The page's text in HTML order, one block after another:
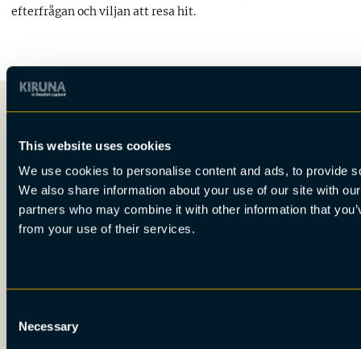
This website uses cookies
We use cookies to personalise content and ads, to provide
We also share information about your use of our site with
partners who may combine it with other information that
from your use of their services.
Selection
Necessary
efterfrågan och viljan att resa hit.
Det här är Kiruna
Nyheter
Om oss